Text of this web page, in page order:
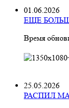
01.06.2026
ЕЩЕ
Время
25.05.2026
РАСПИЛ